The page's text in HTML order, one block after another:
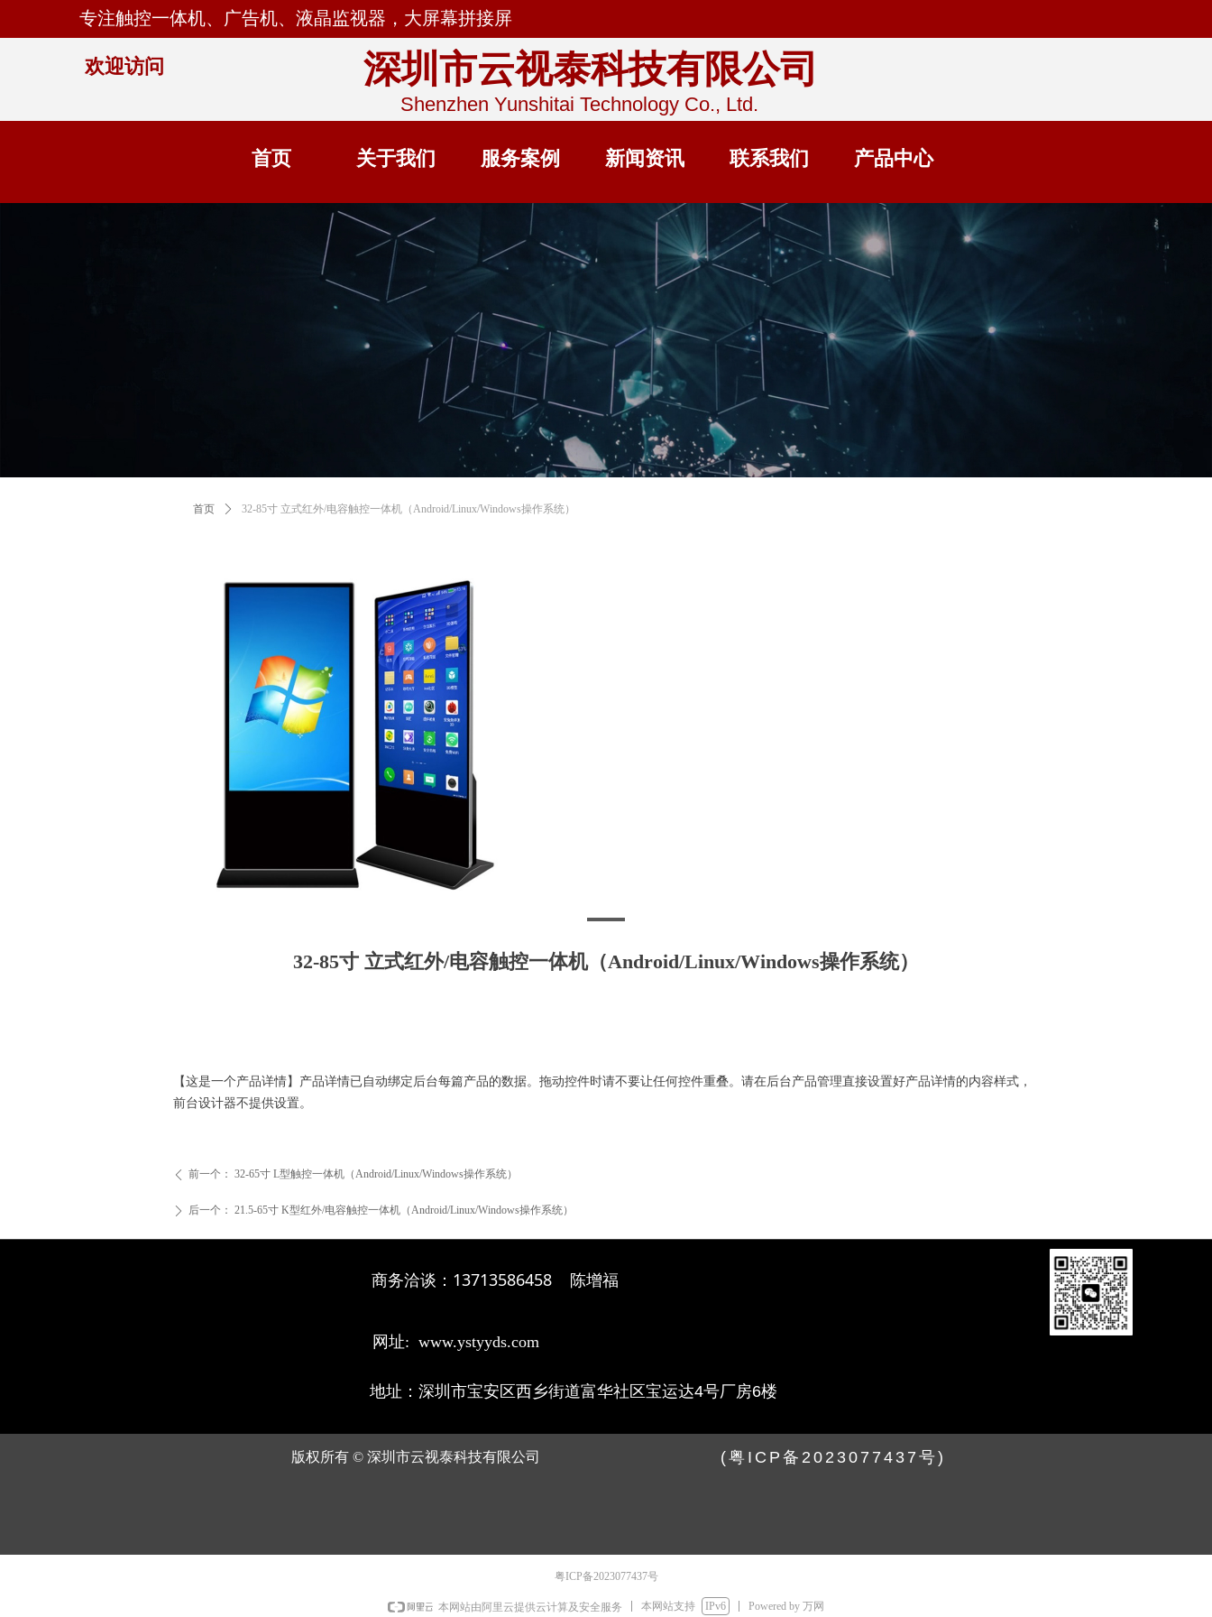
深圳市云视泰科技有限公司
Shenzhen Yunshitai Technology Co., Ltd.
专注触控一体机、广告机、液晶监视器，大屏幕拼接屏
欢迎访问
首页 关于我们 服务案例 新闻资讯 联系我们 产品中心
首页 ꄲ 32-85寸 立式红外/电容触控一体机（Android/Linux/Windows操作系统）
32-85寸 立式红外/电容触控一体机（Android/Linux/Windows操作系统）
ꄴ 前一个： 32-65寸 L型触控一体机（Android/Linux/Windows操作系统）
ꄲ 后一个： 21.5-65寸 K型红外/电容触控一体机（Android/Linux/Windows操作系统）
【这是一个产品详情】产品详情已自动绑定后台每篇产品的数据。拖动控件时请不要让任何控件重叠。请在后台产品管理直接设置好产品详情的内容样式，
前台设计器不提供设置。
网址: www.ystyyds.com
商务洽谈：13713586458 陈增福
地址：深圳市宝安区西乡街道富华社区宝运达4号厂房6楼
版权所有 © 深圳市云视泰科技有限公司 (粤ICP备2023077437号)
粤ICP备2023077437号
本网站由阿里云提供云计算及安全服务 本网站支持 IPv6 Powered by 万网